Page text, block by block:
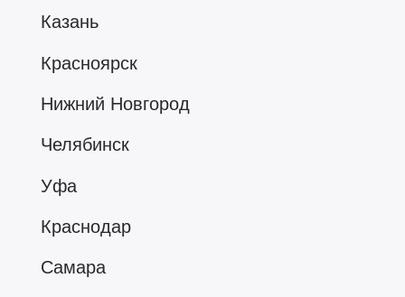
Казань
Красноярск
Нижний Новгород
Челябинск
Уфа
Краснодар
Самара